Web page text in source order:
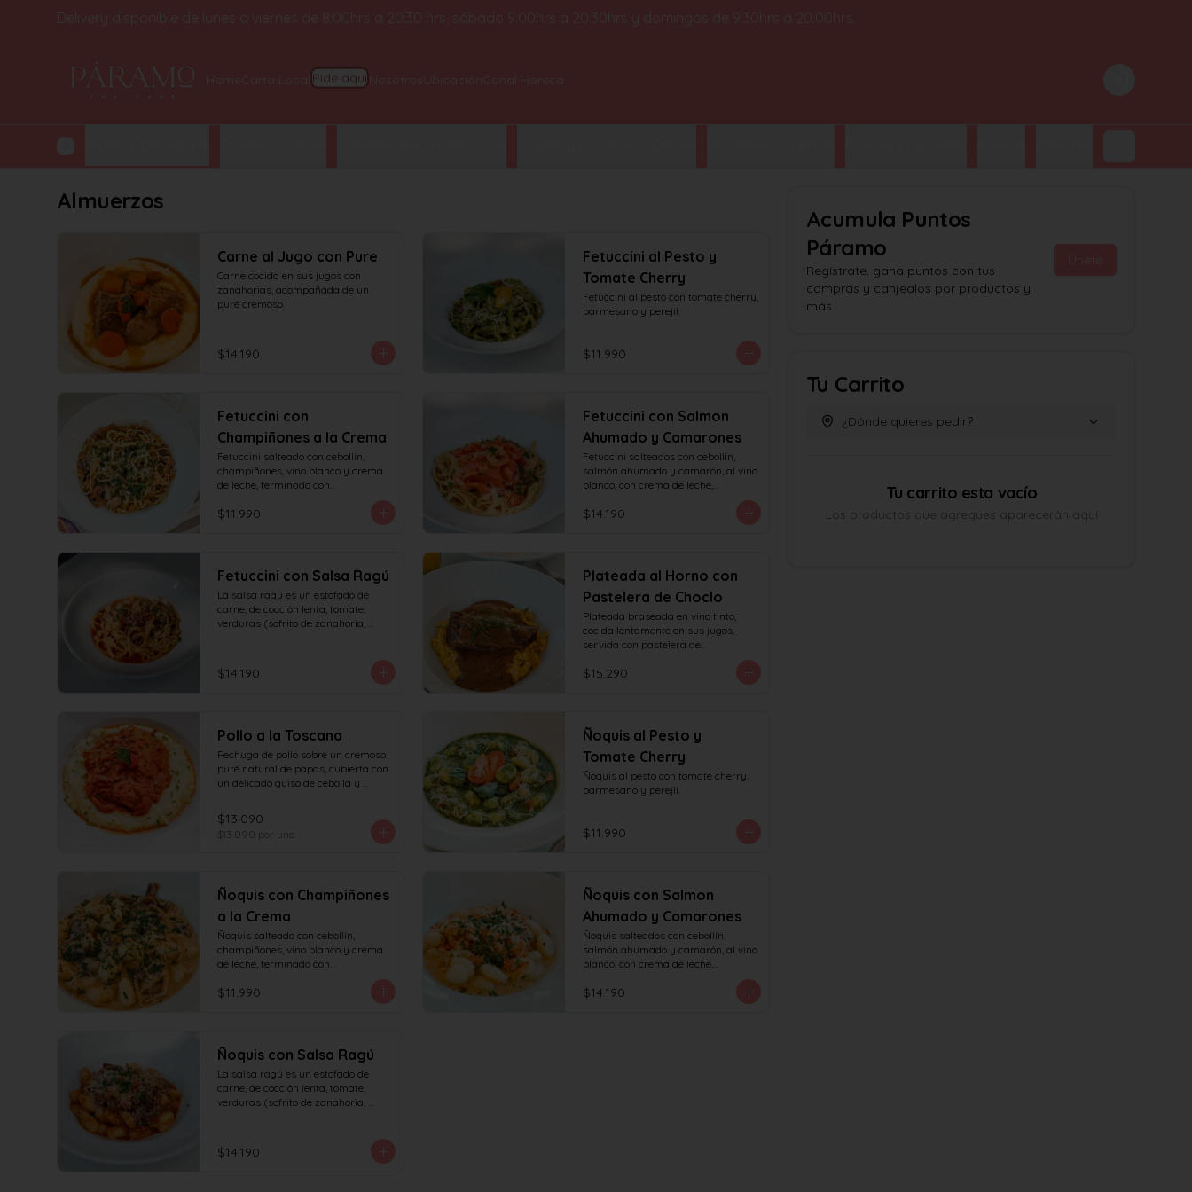
Delivery disponible de lunes a viernes de 8:00hrs a 20:30 hrs, sábado 9:00hrs a 20:30hrs y domingos de 9:30hrs a 20:00hrs.
Home Carta Local Pide aquí Nosotros Ubicación Canal Horeca
Almuerzos
Carne al Jugo con Pure
Carne cocida en sus jugos con
zanahorias, acompañada de un
puré cremoso.
$14.190
Fetuccini al Pesto y
Tomate Cherry
Fetuccini al pesto con tomate cherry,
parmesano y perejil.
$11.990
Fetuccini con
Champiñones a la Crema
Fetuccini salteado con cebollín,
champiñones, vino blanco y crema
de leche, terminado con
$11.990
Fetuccini con Salmon
Ahumado y Camarones
Fetuccini salteados con cebollín,
salmón ahumado y camarón, al vino
blanco, con crema de leche,
$14.190
Fetuccini con Salsa Ragú
La salsa ragú es un estofado de
carne, de cocción lenta, tomate,
verduras (sofrito de zanahoria,
$14.190
Plateada al Horno con
Pastelera de Choclo
Plateada braseada en vino tinto,
cocida lentamente en sus jugos,
servida con pastelera de
$15.290
Pollo a la Toscana
Pechuga de pollo sobre un cremoso
puré natural de papas, cubierta con
un delicado guiso de cebolla y
lentamente con vino blanco y fondo
de verduras.
$13.090
$13.090 por und
Ñoquis al Pesto y
Tomate Cherry
Ñoquis al pesto con tomate cherry,
parmesano y perejil.
$11.990
Ñoquis con Champiñones
a la Crema
Ñoquis salteado con cebollín,
champiñones, vino blanco y crema
de leche, terminado con
$11.990
Ñoquis con Salmon
Ahumado y Camarones
Ñoquis salteados con cebollín,
salmón ahumado y camarón, al vino
blanco, con crema de leche,
$14.190
Ñoquis con Salsa Ragú
La salsa ragú es un estofado de
carne, de cocción lenta, tomate,
verduras (sofrito de zanahoria,
$14.190
Acumula Puntos
Páramo
Regístrate, gana puntos con tus
compras y canjealos por productos y
más
Únete
Tu Carrito
¿Dónde quieres pedir?
Tu carrito esta vacío
Los productos que agregues aparecerán aquí